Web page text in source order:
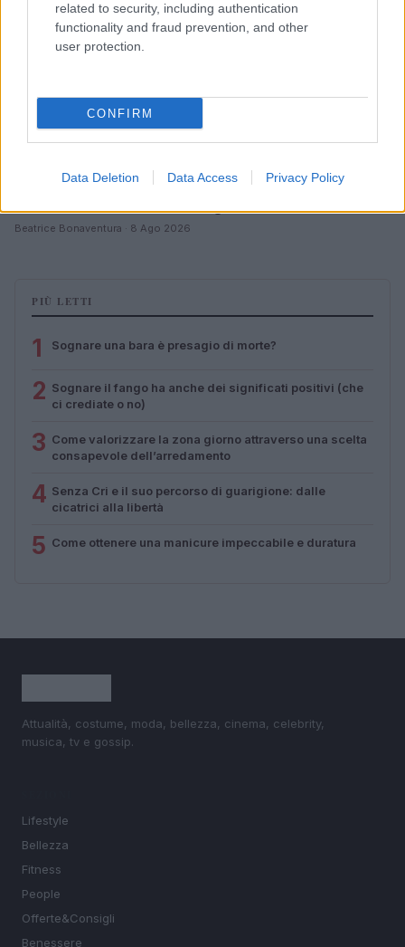
related to security, including authentication
functionality and fraud prevention, and other
user protection.
CONFIRM
Data Deletion Data Access Privacy Policy
Matrimonio Cristiano Ronaldo: il grande evento a
Beatrice Bonaventura · 8 Ago 2026
PIÙ LETTI
1 Sognare una bara è presagio di morte?
2 Sognare il fango ha anche dei significati positivi (che
ci crediate o no)
3 Come valorizzare la zona giorno attraverso una scelta
consapevole dell’arredamento
4 Senza Cri e il suo percorso di guarigione: dalle
cicatrici alla libertà
5 Come ottenere una manicure impeccabile e duratura
Attualità, costume, moda, bellezza, cinema, celebrity,
musica, tv e gossip.
Lifestyle
Bellezza
Fitness
People
Offerte&Consigli
Benessere